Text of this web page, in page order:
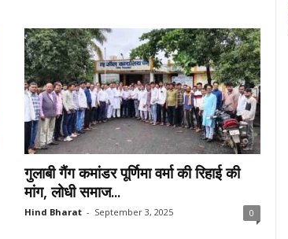
गुलाबी गैंग कमांडर पूर्णिमा वर्मा की रिहाई की
मांग, लोधी समाज...
Hind Bharat - September 3, 2025 0